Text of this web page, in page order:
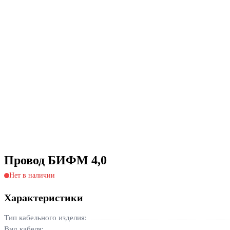
Провод БИФМ 4,0
Нет в наличии
Характеристики
Тип кабельного изделия: